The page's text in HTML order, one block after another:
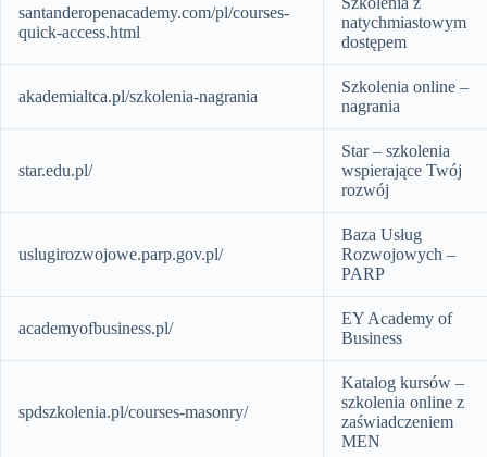
santanderopenacademy.com/pl/courses-
quick-access.html
natychmiastowym
dostępem
akademialtca.pl/szkolenia-nagrania
Szkolenia online –
nagrania
star.edu.pl/
Star – szkolenia
wspierające Twój
rozwój
uslugirozwojowe.parp.gov.pl/
Baza Usług
Rozwojowych –
PARP
academyofbusiness.pl/
EY Academy of
Business
spdszkolenia.pl/courses-masonry/
Katalog kursów –
szkolenia online z
zaświadczeniem
MEN